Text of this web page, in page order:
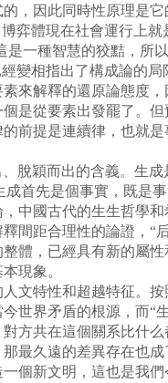
因此同時性原理是它
弈體現在社會運行上
一種智慧的狡黠，所
相指出了構成論的局
來解釋的還原論態度
是從要素出發罷了。
前提是連續律，也就
穎而出的含義。生成
成首先是個事實，既
中國古代的生生哲學
間距合理性的論證，
體，已經具有新的屬
現象。
特性和超越特征。按
界矛盾的根源，而“
方共在這個關系比什
最久遠的差異存在也
個新文明，這也是我